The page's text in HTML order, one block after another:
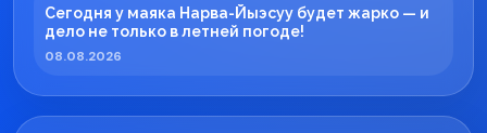
Сегодня у маяка Нарва-Йыэсуу будет жарко — и
дело не только в летней погоде!
08.08.2026